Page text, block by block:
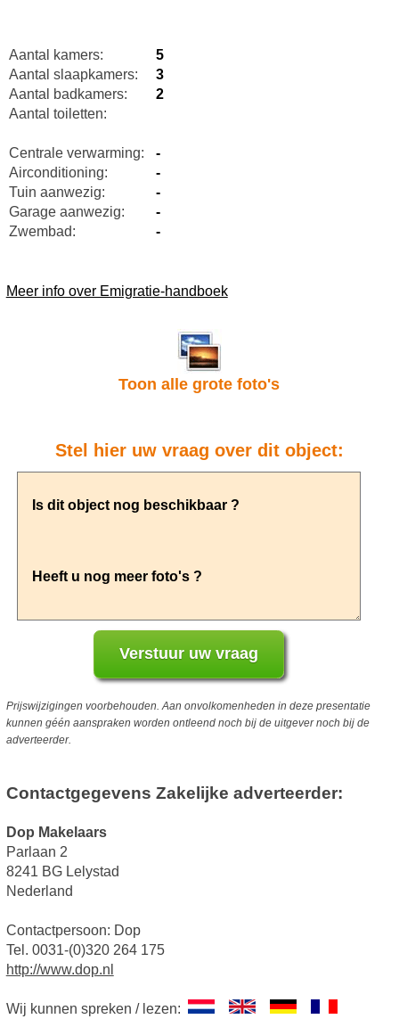
Aantal kamers:
5
Aantal slaapkamers:
3
Aantal badkamers:
2
Aantal toiletten:
Centrale verwarming:
-
Airconditioning:
-
Tuin aanwezig:
-
Garage aanwezig:
-
Zwembad:
-
Meer info over Emigratie-handboek
Toon alle grote foto's
Stel hier uw vraag over dit object:
Prijswijzigingen voorbehouden. Aan onvolkomenheden in deze presentatie
kunnen géén aanspraken worden ontleend noch bij de uitgever noch bij de
adverteerder.
Contactgegevens Zakelijke adverteerder:
Dop Makelaars
Parlaan 2
8241 BG Lelystad
Nederland
Contactpersoon: Dop
Tel. 0031-(0)320 264 175
http://www.dop.nl
Wij kunnen spreken / lezen: